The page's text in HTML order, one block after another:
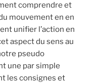
comprendre et
mouvement en en
unifier l’action en
aspect du sens au
pseudo
une par simple
les consignes et